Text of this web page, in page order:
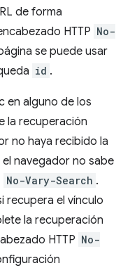
de forma
HTTP No-
se puede usar
id .
en alguno de los
la recuperación
no haya recibido la
el navegador no sabe
No-Vary-Search .
recupera el vínculo
la recuperación
HTTP No-